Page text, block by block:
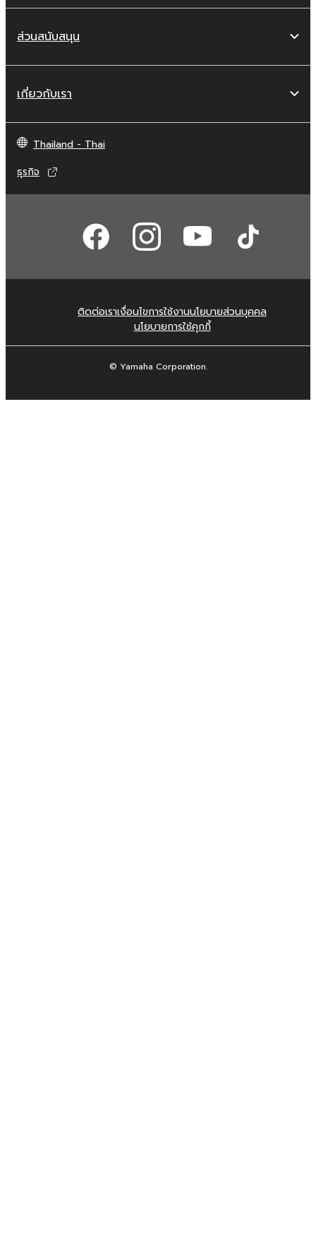
ส่วนสนับสนุน
เกี่ยวกับเรา
Thailand - Thai
ธุรกิจ
ติดต่อเราเงื่อนไขการใช้งานนโยบายส่วนบุคคล
นโยบายการใช้คุกกี้
© Yamaha Corporation.